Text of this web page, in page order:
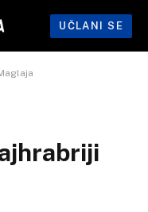
UČLANI SE